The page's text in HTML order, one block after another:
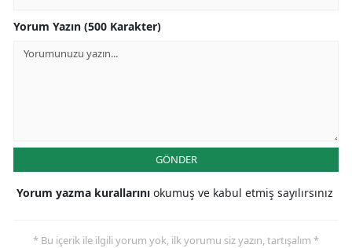
Rize
Samsun
Yorum Yazın (500 Karakter)
GÖNDER
Yorum yazma kurallarını okumuş ve kabul etmiş sayılırsınız
* Bu içerik ile ilgili yorum yok, ilk yorumu siz yazın, tartışalım *